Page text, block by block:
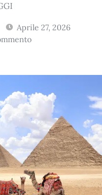
Aprile 27, 2026